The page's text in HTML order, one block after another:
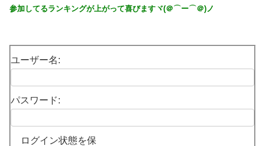
参加してるランキングが上がって喜びますヾ(＠⌒ー⌒＠)ノ
ユーザー名:
パスワード:
ログイン状態を保